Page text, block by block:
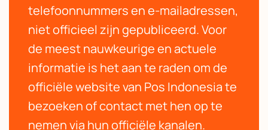
telefoonnummers en e-mailadressen,
niet officieel zijn gepubliceerd. Voor
de meest nauwkeurige en actuele
informatie is het aan te raden om de
officiële website van Pos Indonesia te
bezoeken of contact met hen op te
nemen via hun officiële kanalen.